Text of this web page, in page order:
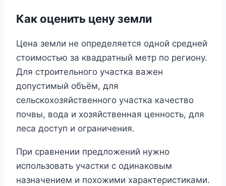
Как оценить цену земли
Цена земли не определяется одной средней
стоимостью за квадратный метр по региону.
Для строительного участка важен
допустимый объём, для
сельскохозяйственного участка качество
почвы, вода и хозяйственная ценность, для
леса доступ и ограничения.
При сравнении предложений нужно
использовать участки с одинаковым
назначением и похожими характеристиками.